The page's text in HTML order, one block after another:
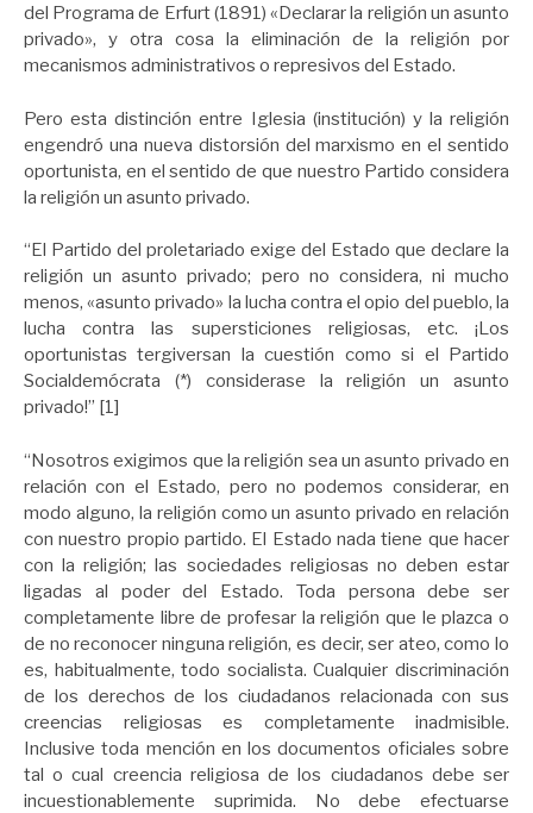
del Programa de Erfurt (1891) «Declarar la religión un asunto
privado», y otra cosa la eliminación de la religión por
mecanismos administrativos o represivos del Estado.
Pero esta distinción entre Iglesia (institución) y la religión
engendró una nueva distorsión del marxismo en el sentido
oportunista, en el sentido de que nuestro Partido considera
la religión un asunto privado.
“El Partido del proletariado exige del Estado que declare la
religión un asunto privado; pero no considera, ni mucho
menos, «asunto privado» la lucha contra el opio del pueblo, la
lucha contra las supersticiones religiosas, etc. ¡Los
oportunistas tergiversan la cuestión como si el Partido
Socialdemócrata (*) considerase la religión un asunto
privado!” [1]
“Nosotros exigimos que la religión sea un asunto privado en
relación con el Estado, pero no podemos considerar, en
modo alguno, la religión como un asunto privado en relación
con nuestro propio partido. El Estado nada tiene que hacer
con la religión; las sociedades religiosas no deben estar
ligadas al poder del Estado. Toda persona debe ser
completamente libre de profesar la religión que le plazca o
de no reconocer ninguna religión, es decir, ser ateo, como lo
es, habitualmente, todo socialista. Cualquier discriminación
de los derechos de los ciudadanos relacionada con sus
creencias religiosas es completamente inadmisible.
Inclusive toda mención en los documentos oficiales sobre
tal o cual creencia religiosa de los ciudadanos debe ser
incuestionablemente suprimida. No debe efectuarse